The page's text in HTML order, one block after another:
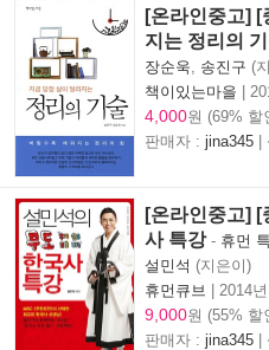
[온라인중고] [
지는 정리의
장순욱 송진구 (
책이있는마을 |
4,000원 (69% 할
판매자 : jina345 |
[온라인중고] [
사 특강- 휴먼
설민석 (지은이)
휴먼큐브 | 2014
9,000원 (55% 할
판매자 : jina345 |